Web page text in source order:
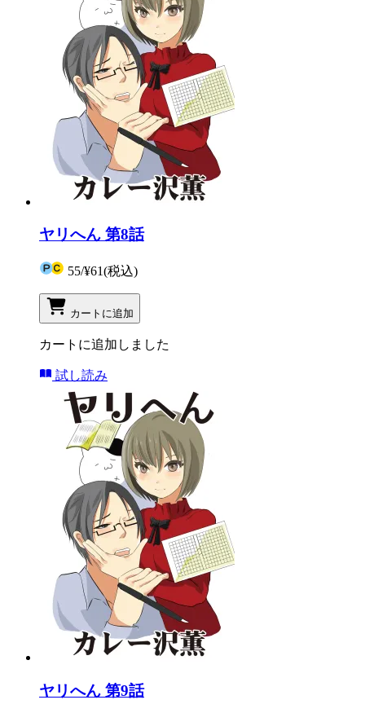
ヤリへん 第8話
55/¥61(税込)
カートに追加
カートに追加しました
試し読み
ヤリへん 第9話